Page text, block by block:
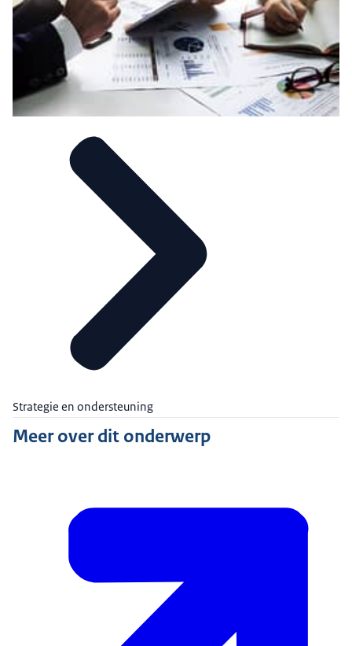
Strategie en ondersteuning
Meer over dit onderwerp